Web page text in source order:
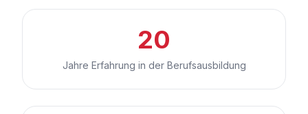
20
Jahre Erfahrung in der Berufsausbildung